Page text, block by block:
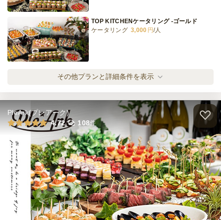
TOP KITCHENケータリング -ゴールド
ケータリング 3,000 円/人
目の前deカットケータリング！-ローストポ
ーク
TOP KITCHENケータリング -プラチナ
ケータリング
/人
目の前deカットケータリング！-ローストビ
ーフ
ケータリング 5,000円/人
その他プランと詳細条件を表示
PleArk(プレアーク)
4.72
108件